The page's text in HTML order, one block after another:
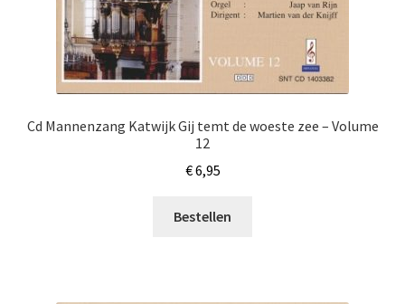
Cd Mannenzang Katwijk Gij temt de woeste zee – Volume
12
€6,95
Bestellen